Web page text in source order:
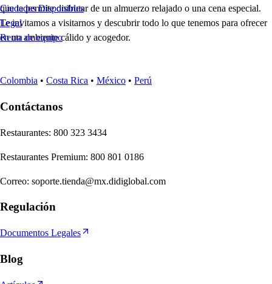
que te permite disfrutar de un almuerzo relajado o una cena especial.
Te invitamos a visitarnos y descubrir todo lo que tenemos para ofrecer
en un ambiente cálido y acogedor.
Ciudades Disponibles
Legal
Renta de equipo
Colombia • Costa Rica • México • Perú
Contáctanos
Restaurantes: 800 323 3434
Restaurantes Premium: 800 801 0186
Correo: soporte.tienda@mx.didiglobal.com
Regulación
Documentos Legales
Blog